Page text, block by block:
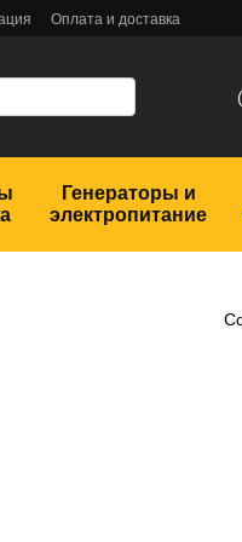
Оплата и доставка
Генераторы и
электропитание